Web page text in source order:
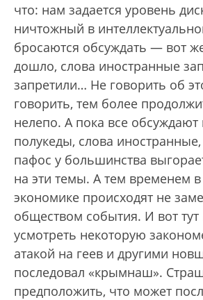
что: нам задается уровень
ничтожный в
бросаются обсуждать — вот
дошло, слова иностранные
запретили… Не говорить об
говорить, тем более
нелепо. А пока все обсуждают
полукеды, слова
пафос у большинства
на эти темы. А тем временем
экономике происходят не
обществом события. И вот
усмотреть некоторую
атакой на геев и другими
последовал «крымнаш».
предположить, что может